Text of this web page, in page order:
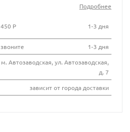
Подробнее
450 Р 1-3 дня
звоните 1-3 дня
м. Автозаводская, ул. Автозаводская,
д. 7
зависит от города доставки